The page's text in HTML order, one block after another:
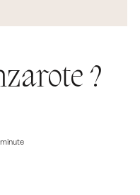
?
minute